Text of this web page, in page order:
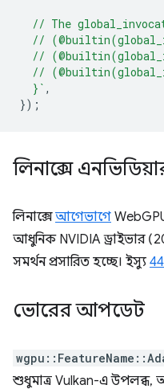
// The
//
//
//
  }`
,
});
লিনাক্সে
লিনাক্সেআগেভাগে
আধুনিক NVIDIA ড্রাইভার
সমর্থন প্রসারিত হচ্ছে। ইস্যু
ভোরের আপডেট
শুধুমাত্র Vulkan-এ উপলব্ধ,